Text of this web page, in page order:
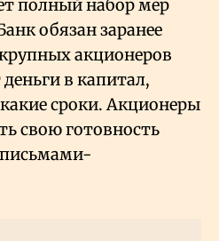
полный набор мер
обязан заранее
акционеров
в капитал,
сроки. Акционеры
свою готовность